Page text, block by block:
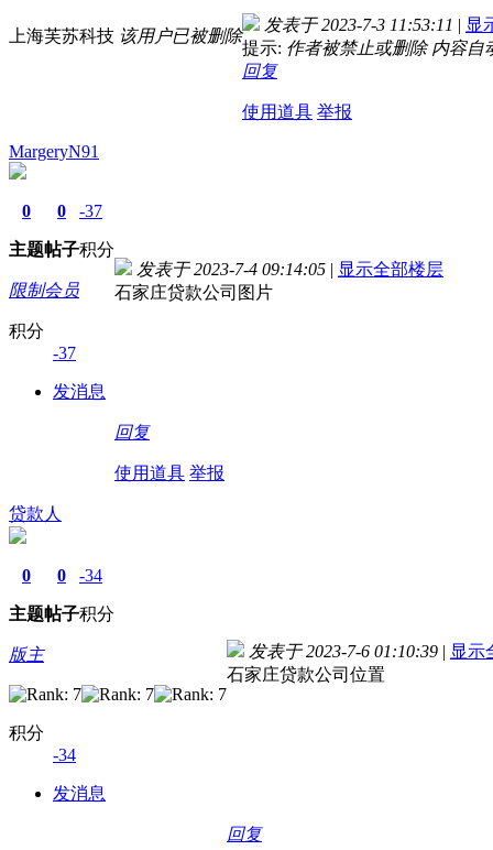
上海芙苏科技 该用户已被删除
发表于 2023-7-3 11:53:11 | 显
提示: 作者被禁止或删除 内容自
回复
使用道具 举报
MargeryN91
0
主题
0
帖子
-37
积分
限制会员
积分
-37
发消息
发表于 2023-7-4 09:14:05 | 显示全部楼层
石家庄贷款公司图片
回复
使用道具 举报
贷款人
0
主题
0
帖子
-34
积分
版主
积分
-34
发消息
发表于 2023-7-6 01:10:39 | 显示
石家庄贷款公司位置
回复